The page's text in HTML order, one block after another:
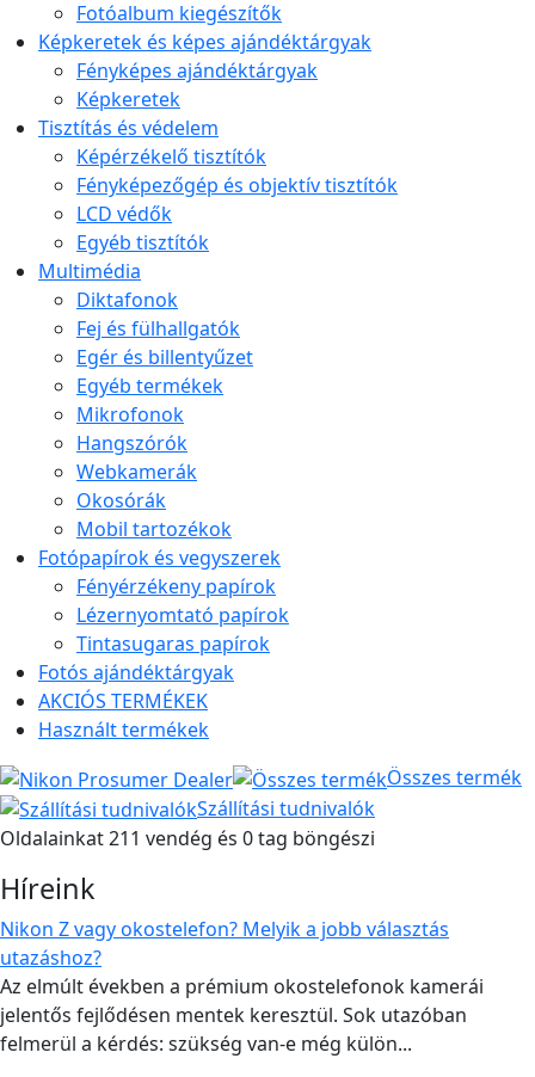
Fotóalbum kiegészítők
Képkeretek és képes ajándéktárgyak
Fényképes ajándéktárgyak
Képkeretek
Tisztítás és védelem
Képérzékelő tisztítók
Fényképezőgép és objektív tisztítók
LCD védők
Egyéb tisztítók
Multimédia
Diktafonok
Fej és fülhallgatók
Egér és billentyűzet
Egyéb termékek
Mikrofonok
Hangszórók
Webkamerák
Okosórák
Mobil tartozékok
Fotópapírok és vegyszerek
Fényérzékeny papírok
Lézernyomtató papírok
Tintasugaras papírok
Fotós ajándéktárgyak
AKCIÓS TERMÉKEK
Használt termékek
Összes termék
Szállítási tudnivalók
Oldalainkat 211 vendég és 0 tag böngészi
Híreink
Nikon Z vagy okostelefon? Melyik a jobb választás
utazáshoz?
Az elmúlt években a prémium okostelefonok kamerái
jelentős fejlődésen mentek keresztül. Sok utazóban
felmerül a kérdés: szükség van-e még külön...